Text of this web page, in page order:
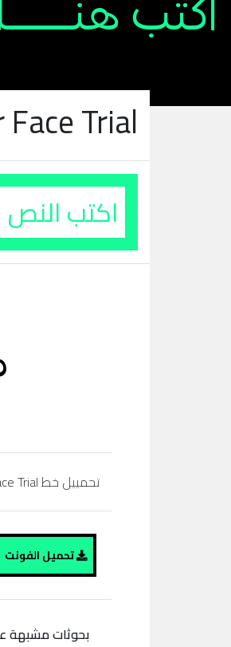
Trial
تحمييل خط Inter Face Trial مجاناً، regular, bold,simibold, arabic, extra bold, black، تحميل خط عربي، موقع الفونت ،
تحميل الفونت
بحوثات مشبهة